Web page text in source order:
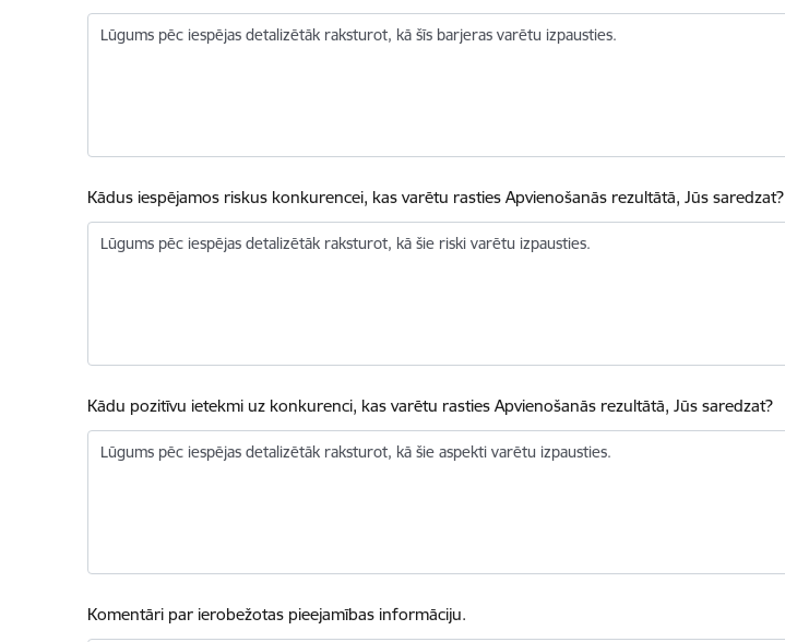
Lūgums pēc iespējas detalizētāk raksturot, kā šīs barjeras varētu izpausties.
Kādus iespējamos riskus konkurencei, kas varētu rasties Apvienošanās rezultātā, Jūs saredzat?
Lūgums pēc iespējas detalizētāk raksturot, kā šie riski varētu izpausties.
Kādu pozitīvu ietekmi uz konkurenci, kas varētu rasties Apvienošanās rezultātā, Jūs saredzat?
Lūgums pēc iespējas detalizētāk raksturot, kā šie aspekti varētu izpausties.
Komentāri par ierobežotas pieejamības informāciju.